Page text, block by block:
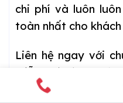
chi phí và luôn
toàn nhất cho
Liên hệ ngay với
miễn phí và đặt
Thủ Dầu Một
, tại